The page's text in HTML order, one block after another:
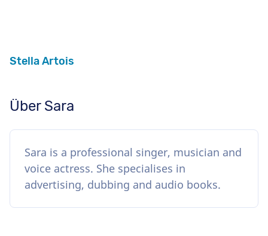
Stella Artois
Über Sara
Sara is a professional singer, musician and
voice actress. She specialises in
advertising, dubbing and audio books.